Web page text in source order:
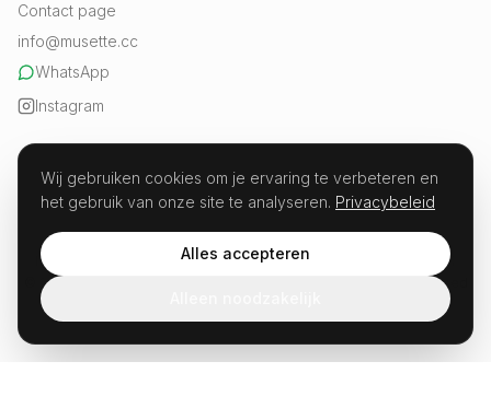
Contact page
info@musette.cc
WhatsApp
Instagram
REVIEWS
Musette · Weesperstraat 107, 1018 VN Amsterdam · KvK 99654504
© 2026 Musette.cc. All rights reserved. Not developed or sponsored
Wij gebruiken cookies om je ervaring te verbeteren en
het gebruik van onze site te analyseren. Privacybeleid
Alles accepteren